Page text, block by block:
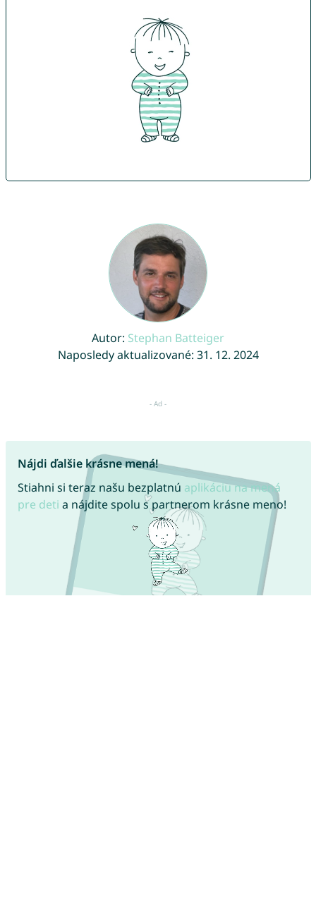
Autor: Stephan Batteiger
Naposledy aktualizované: 31. 12. 2024
Nájdi ďalšie krásne mená!
Stiahni si teraz našu bezplatnú aplikáciu na mená
pre deti a nájdite spolu s partnerom krásne meno!